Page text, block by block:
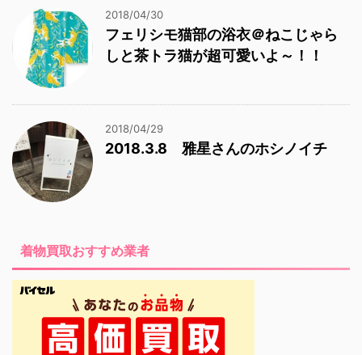
2018/04/30
フェリシモ猫部の浴衣＠ねこじゃら
しと茶トラ猫が超可愛いよ～！！
2018/04/29
2018.3.8 雅星さんのホシノイチ
着物買取おすすめ業者